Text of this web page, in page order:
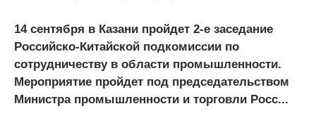
14 сентября в Казани пройдет 2-е заседание
Российско-Китайской подкомиссии по
сотрудничеству в области промышленности.
Мероприятие пройдет под председательством
Министра промышленности и торговли Росс...